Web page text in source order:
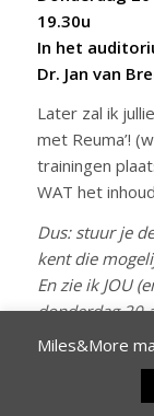
19.30u
In het
Dr. Jan van
Later zal ik
met Reuma’!
trainingen
WAT het
Dus: stuur je
kent die
En zie ik JOU
donderdag 20
Supertof!!
Miles&More